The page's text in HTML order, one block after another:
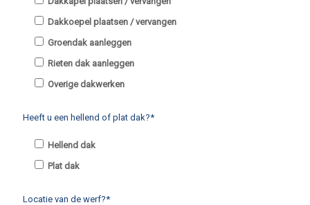
Dakkoepel plaatsen / vervangen
Groendak aanleggen
Rieten dak aanleggen
Overige dakwerken
Heeft u een hellend of plat dak?*
Hellend dak
Plat dak
Locatie van de werf?*